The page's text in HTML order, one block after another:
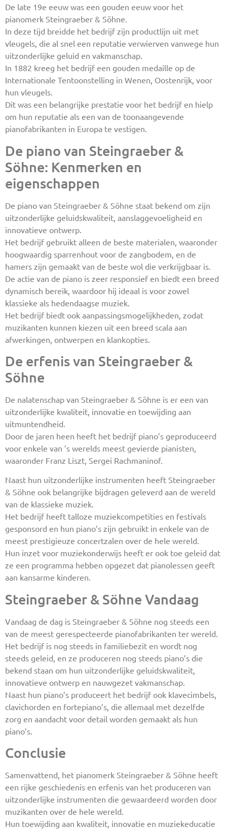
De late 19e eeuw was een gouden eeuw voor het
pianomerk Steingraeber & Söhne.
In deze tijd breidde het bedrijf zijn productlijn uit met
vleugels, die al snel een reputatie verwierven vanwege hun
uitzonderlijke geluid en vakmanschap.
In 1882 kreeg het bedrijf een gouden medaille op de
Internationale Tentoonstelling in Wenen, Oostenrijk, voor
hun vleugels.
Dit was een belangrijke prestatie voor het bedrijf en hielp
om hun reputatie als een van de toonaangevende
pianofabrikanten in Europa te vestigen.
De piano van Steingraeber &
Söhne: Kenmerken en
eigenschappen
De piano van Steingraeber & Söhne staat bekend om zijn
uitzonderlijke geluidskwaliteit, aanslaggevoeligheid en
innovatieve ontwerp.
Het bedrijf gebruikt alleen de beste materialen, waaronder
hoogwaardig sparrenhout voor de zangbodem, en de
hamers zijn gemaakt van de beste wol die verkrijgbaar is.
De actie van de piano is zeer responsief en biedt een breed
dynamisch bereik, waardoor hij ideaal is voor zowel
klassieke als hedendaagse muziek.
Het bedrijf biedt ook aanpassingsmogelijkheden, zodat
muzikanten kunnen kiezen uit een breed scala aan
afwerkingen, ontwerpen en klankopties.
De erfenis van Steingraeber &
Söhne
De nalatenschap van Steingraeber & Söhne is er een van
uitzonderlijke kwaliteit, innovatie en toewijding aan
uitmuntendheid.
Door de jaren heen heeft het bedrijf piano’s geproduceerd
voor enkele van ’s werelds meest gevierde pianisten,
waaronder Franz Liszt, Sergei Rachmaninof.
Naast hun uitzonderlijke instrumenten heeft Steingraeber
& Söhne ook belangrijke bijdragen geleverd aan de wereld
van de klassieke muziek.
Het bedrijf heeft talloze muziekcompetities en festivals
gesponsord en hun piano’s zijn gebruikt in enkele van de
meest prestigieuze concertzalen over de hele wereld.
Hun inzet voor muziekonderwijs heeft er ook toe geleid dat
ze een programma hebben opgezet dat pianolessen geeft
aan kansarme kinderen.
Steingraeber & Söhne Vandaag
Vandaag de dag is Steingraeber & Söhne nog steeds een
van de meest gerespecteerde pianofabrikanten ter wereld.
Het bedrijf is nog steeds in familiebezit en wordt nog
steeds geleid, en ze produceren nog steeds piano’s die
bekend staan om hun uitzonderlijke geluidskwaliteit,
innovatieve ontwerp en nauwgezet vakmanschap.
Naast hun piano’s produceert het bedrijf ook klavecimbels,
clavichorden en fortepiano’s, die allemaal met dezelfde
zorg en aandacht voor detail worden gemaakt als hun
piano’s.
Conclusie
Samenvattend, het pianomerk Steingraeber & Söhne heeft
een rijke geschiedenis en erfenis van het produceren van
uitzonderlijke instrumenten die gewaardeerd worden door
muzikanten over de hele wereld.
Hun toewijding aan kwaliteit, innovatie en muziekeducatie